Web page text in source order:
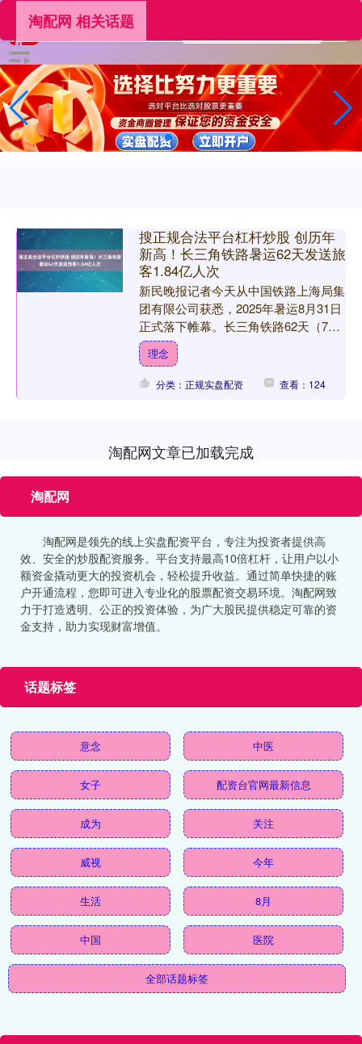
淘配网 相关话题
搜正规合法平台杠杆炒股 创历年
新高！长三角铁路暑运62天发送旅
客1.84亿人次
新民晚报记者今天从中国铁路上海局集
团有限公司获悉，2025年暑运8月31日
正式落下帷幕。长三角铁路62天（7月
1日至8月31日）发送旅客1.84亿人次，
同比多发....
理念
分类：正规实盘配资 查看：124
淘配网文章已加载完成
淘配网
淘配网是领先的线上实盘配资平台，专注为投资者提供高
效、安全的炒股配资服务。平台支持最高10倍杠杆，让用户以小
额资金撬动更大的投资机会，轻松提升收益。通过简单快捷的账
户开通流程，您即可进入专业化的股票配资交易环境。淘配网致
力于打造透明、公正的投资体验，为广大股民提供稳定可靠的资
金支持，助力实现财富增值。
话题标签
意念 中医
女子 配资台官网最新信息
成为 关注
威视 今年
生活 8月
中国 医院
全部话题标签